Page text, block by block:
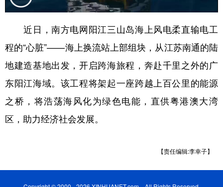
城市 旅游 能源
彩票 娱乐 时尚 悦读
公益 一带一路 亚太网 上市公司
文化产业
地方频道
江苏
浙江 安徽 福建 江西
近日，南方电网阳江三山岛海上风电柔直输电工
程的“心脏”——海上换流站上部组块，从江苏南通的陆
地建造基地出发，开启跨海旅程，奔赴千里之外的广
东阳江海域。该工程将架起一座跨越上百公里的能源
之桥，将浩荡海风化为绿色电能，直供粤港澳大湾
区，助力经济社会发展。
【责任编辑:李幸子】